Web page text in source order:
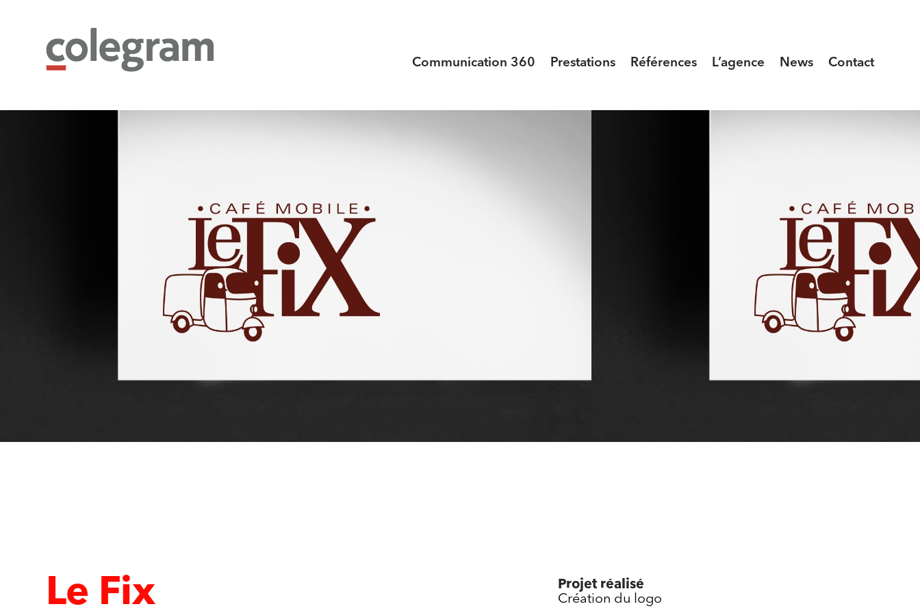
Communication 360 Prestations Références L’agence News Contact
Le Fix
Projet réalisé
Création du logo